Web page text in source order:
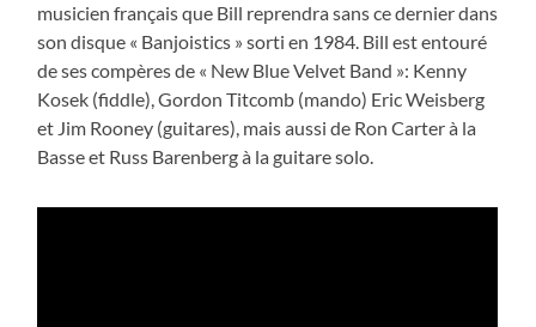
musicien français que Bill reprendra sans ce dernier dans
son disque « Banjoistics » sorti en 1984. Bill est entouré
de ses compères de « New Blue Velvet Band »: Kenny
Kosek (fiddle), Gordon Titcomb (mando) Eric Weisberg
et Jim Rooney (guitares), mais aussi de Ron Carter à la
Basse et Russ Barenberg à la guitare solo.